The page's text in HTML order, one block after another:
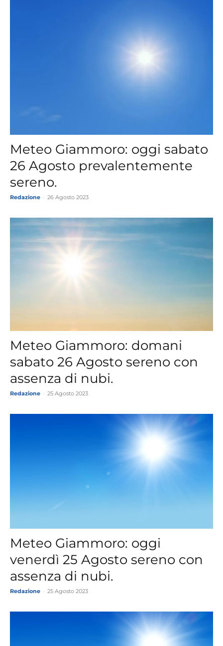
Meteo Giammoro: oggi sabato
26 Agosto prevalentemente
sereno.
Redazione 26 Agosto 2023
Meteo Giammoro: domani
sabato 26 Agosto sereno con
assenza di nubi.
Redazione 25 Agosto 2023
Meteo Giammoro: oggi
venerdì 25 Agosto sereno con
assenza di nubi.
Redazione 25 Agosto 2023